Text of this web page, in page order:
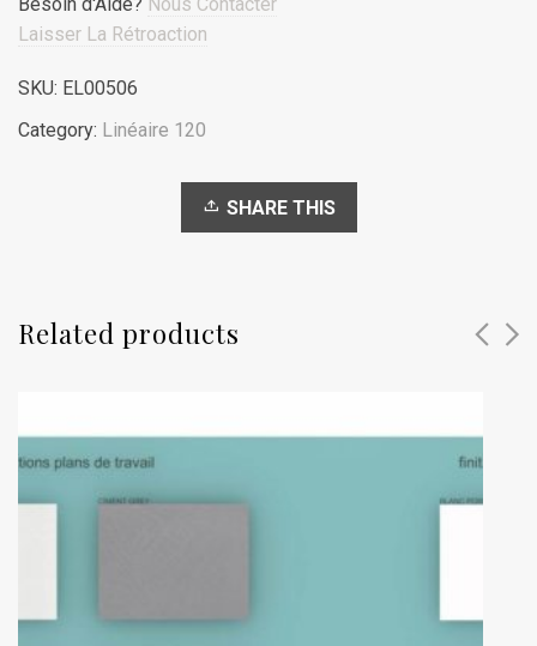
retour
gauche
x
60cm
quantity
Laisser La Rétroaction
SKU: EL00506
Category: Linéaire 120
SHARE THIS
Related products